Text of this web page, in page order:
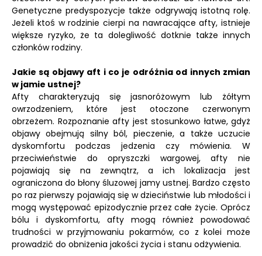
Genetyczne predyspozycje także odgrywają istotną rolę.
Jeżeli ktoś w rodzinie cierpi na nawracające afty, istnieje
większe ryzyko, że ta dolegliwość dotknie także innych
członków rodziny.
Jakie są objawy aft i co je odróżnia od innych zmian
w jamie ustnej?
Afty charakteryzują się jasnoróżowym lub żółtym
owrzodzeniem, które jest otoczone czerwonym
obrzeżem. Rozpoznanie afty jest stosunkowo łatwe, gdyż
objawy obejmują silny ból, pieczenie, a także uczucie
dyskomfortu podczas jedzenia czy mówienia. W
przeciwieństwie do opryszczki wargowej, afty nie
pojawiają się na zewnątrz, a ich lokalizacja jest
ograniczona do błony śluzowej jamy ustnej. Bardzo często
po raz pierwszy pojawiają się w dzieciństwie lub młodości i
mogą występować epizodycznie przez całe życie. Oprócz
bólu i dyskomfortu, afty mogą również powodować
trudności w przyjmowaniu pokarmów, co z kolei może
prowadzić do obniżenia jakości życia i stanu odżywienia.